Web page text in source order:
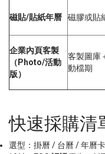
磁貼/貼紙年曆 磁膠或貼
企業內頁客製
（Photo/活動
版）
客製圖庫
動檔期
快速採購清
選型：掛曆 / 台曆 / 年曆卡